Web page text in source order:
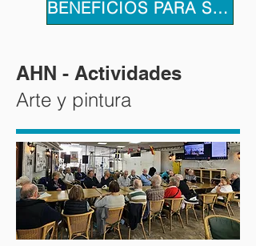
BENEFICIOS PARA SOCIOS
AHN - Actividades
Arte y pintura